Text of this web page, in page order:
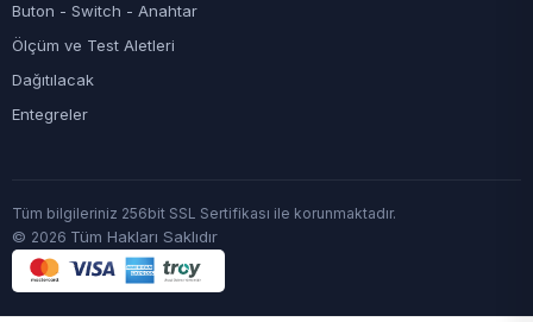
Buton - Switch - Anahtar
Ölçüm ve Test Aletleri
Dağıtılacak
Entegreler
Tüm bilgileriniz 256bit SSL Sertifikası ile korunmaktadır.
© 2026 Tüm Hakları Saklıdır